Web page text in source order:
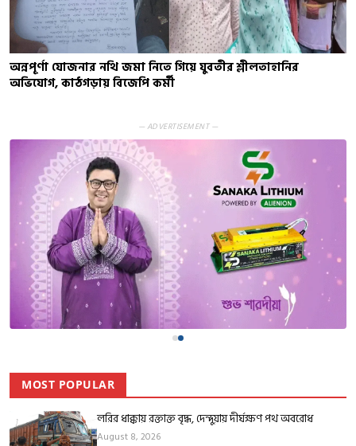
অন্নপূর্ণা যোজনার নথি জমা নিতে গিয়ে যুবতীর শ্লীলতাহানির
অভিযোগ, কাঠগড়ায় বিজেপি কর্মী
— ADVERTISEMENT —
MOST POPULAR
লরির ধাক্কায় রক্তাক্ত বৃদ্ধ, দেন্দুয়ায় দীর্ঘক্ষণ পথ অবরোধ
August 8, 2026